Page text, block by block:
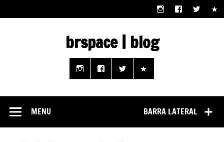
content
brspace | blog
Descubra como a tecnologia pode melhorar sua vida |
Junte-se a nós rumo a um futuro em que o útil e prático
estão ao seu alcance!
BARRA LATERAL
MENU